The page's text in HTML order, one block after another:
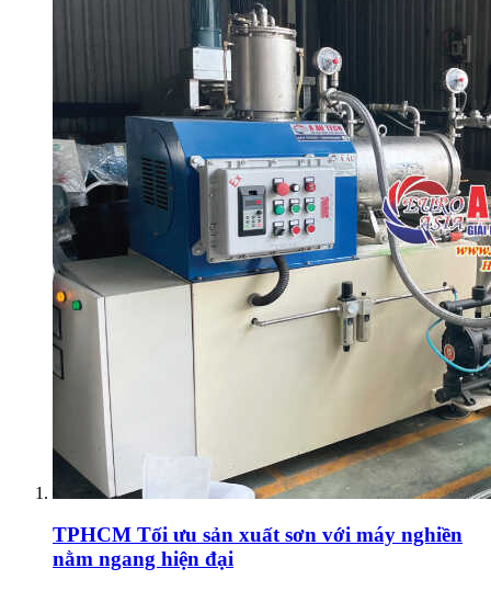
TPHCM Tối ưu sản xuất sơn với máy nghiền
nằm ngang hiện đại